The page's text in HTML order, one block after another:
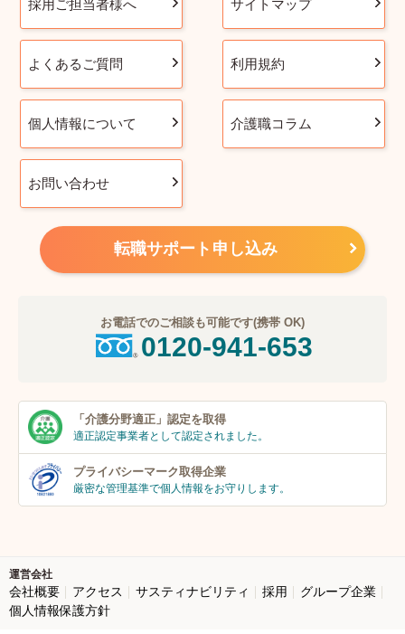
採用ご担当者様へ サイトマップ
よくあるご質問 利用規約
個人情報について 介護職コラム
お問い合わせ
転職サポート申し込み
お電話でのご相談も可能です(携帯 OK)
0120-941-653
「介護分野適正」 認定を取得
適正認定事業者として認定されました。
プライバシーマーク取得企業
厳密な管理基準で個人情報をお守りします。
運営会社
会社概要 アクセス サスティナビリティ 採用
グループ企業
個人情報保護方針